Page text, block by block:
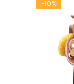
-10%